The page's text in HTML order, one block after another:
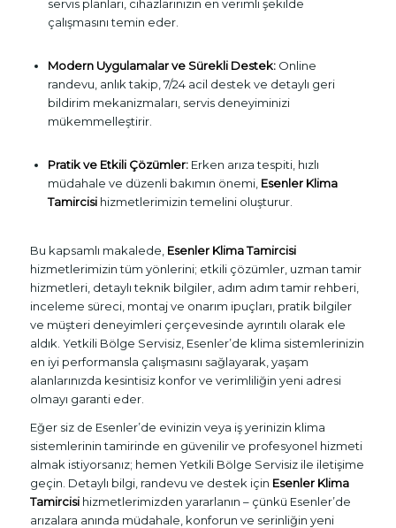
servis planları, cihazlarınızın en verimli şekilde
çalışmasını temin eder.
Modern Uygulamalar ve Sürekli Destek:Online
randevu, anlık takip, 7/24 acil destek ve detaylı geri
bildirim mekanizmaları, servis deneyiminizi
mükemmelleştirir.
Pratik ve Etkili Çözümler:Erken arıza tespiti, hızlı
müdahale ve düzenli bakımın önemi, Esenler Klima
Tamircisihizmetlerimizin temelini oluşturur.
Bu kapsamlı makalede, Esenler Klima Tamircisi
hizmetlerimizin tüm yönlerini; etkili çözümler, uzman tamir
hizmetleri, detaylı teknik bilgiler, adım adım tamir rehberi,
inceleme süreci, montaj ve onarım ipuçları, pratik bilgiler
ve müşteri deneyimleri çerçevesinde ayrıntılı olarak ele
aldık. Yetkili Bölge Servisiz, Esenler’de klima sistemlerinizin
en iyi performansla çalışmasını sağlayarak, yaşam
alanlarınızda kesintisiz konfor ve verimliliğin yeni adresi
olmayı garanti eder.
Eğer siz de Esenler’de evinizin veya iş yerinizin klima
sistemlerinin tamirinde en güvenilir ve profesyonel hizmeti
almak istiyorsanız; hemen Yetkili Bölge Servisiz ile iletişime
geçin. Detaylı bilgi, randevu ve destek için Esenler Klima
Tamircisihizmetlerimizden yararlanın – çünkü Esenler’de
arızalara anında müdahale, konforun ve serinliğin yeni